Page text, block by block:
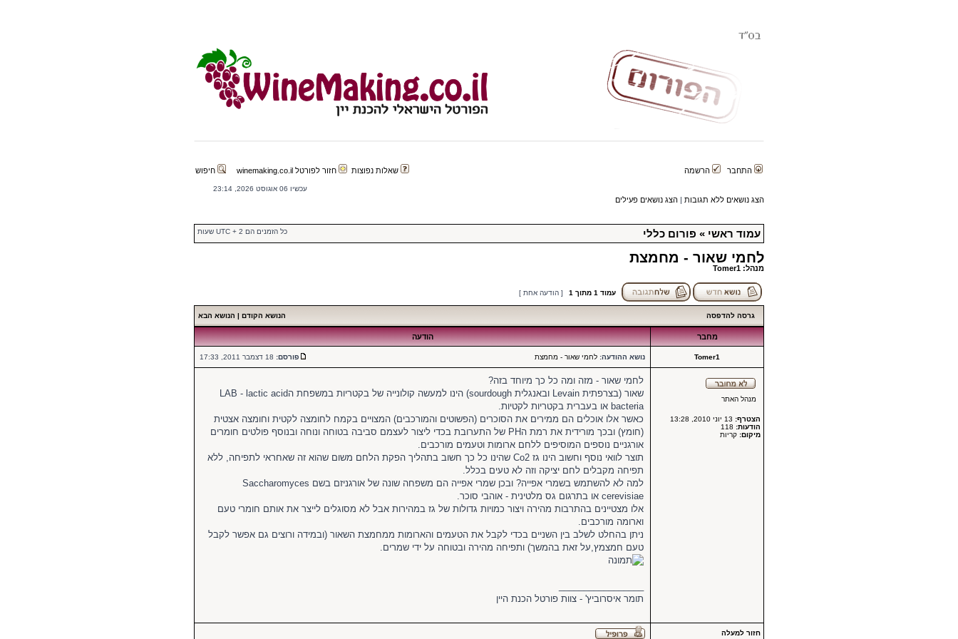
התחבר הרשמה שאלות נפוצות חזור לפורטל winemaking.co.il חיפוש
עכשיו 06 אוגוסט 2026, 23:14
הצג נושאים ללא תגובות | הצג נושאים פעילים
עמוד ראשי » פורום כללי כל הזמנים הם UTC + 2 שעות
לחמי שאור - מחמצת
מנהל: Tomer1
עמוד 1 מתוך 1 [ הודעה אחת ]
גרסה להדפסה הנושא הקודם | הנושא הבא
מחבר הודעה
Tomer1 נושא ההודעה: לחמי שאור - מחמצת פורסם:
מנהל האתר
הצטרף:
הודעות:
מיקום: קריות
לחמי שאור - מזה ומה כל כך מיוחד בזה?
שאור (בצרפתית Levain ובאנגלית sourdough) הינו למעשה קולונייה של בקטריות במשפחת הLAB - lactic acid
bacteria או בעברית בקטריות לקטיות.
כאשר אלו אוכלים הם ממירים את הסוכרים (הפשוטים והמורכבים) המצויים בקמח לחומצה לקטית וחומצה אצטית
(חומץ) ובכך מורידית את רמת הPH של התערובת בכדי ליצור לעצמם סביבה בטוחה ונוחה ובנוסף פולטים חומרים
אורגניים נוספים המוסיפים ללחם ארומות וטעמים מורכבים.
תוצר לוואי נוסף וחשוב הינו גז Co2 שהינו כל כך חשוב בתהליך הפקת הלחם משום שהוא זה שאחראי לתפיחה, ללא
תפיחה מקבלים לחם יציקה וזה לא טעים בכלל.
למה לא להשתמש בשמרי אפייה? ובכן שמרי אפייה הם משפחה שונה של אורגניזם בשם Saccharomyces
cerevisiae או בתרגום גס מלטינית - אוהבי סוכר.
אלו מצטיינים בהתרבות מהירה ויצור כמויות גדולות של גז במהירות אבל לא מסוגלים לייצר את אותם חומרי טעם
וארומה מורכבים.
ניתן בהחלט לשלב בין השניים בכדי לקבל את הטעמים והארומות ממחמצת השאור (ובמידה ורוצים גם אפשר לקבל
טעם חמצמץ,על זאת בהמשך) ותפיחה מהירה ובטוחה על ידי שמרים.
תומר איסרוביץ' - צוות פורטל הכנת היין
חזור למעלה